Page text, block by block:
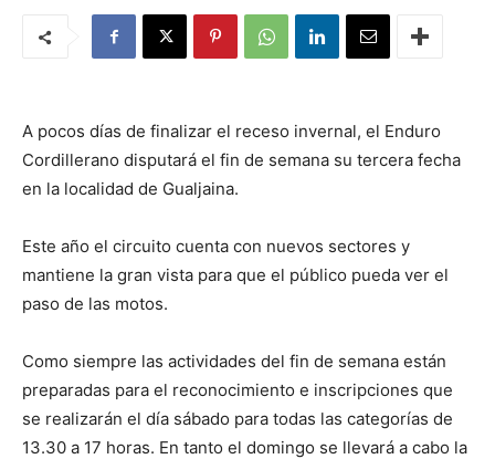
A pocos días de finalizar el receso invernal, el Enduro
Cordillerano disputará el fin de semana su tercera fecha
en la localidad de Gualjaina.
Este año el circuito cuenta con nuevos sectores y
mantiene la gran vista para que el público pueda ver el
paso de las motos.
Como siempre las actividades del fin de semana están
preparadas para el reconocimiento e inscripciones que
se realizarán el día sábado para todas las categorías de
13.30 a 17 horas. En tanto el domingo se llevará a cabo la